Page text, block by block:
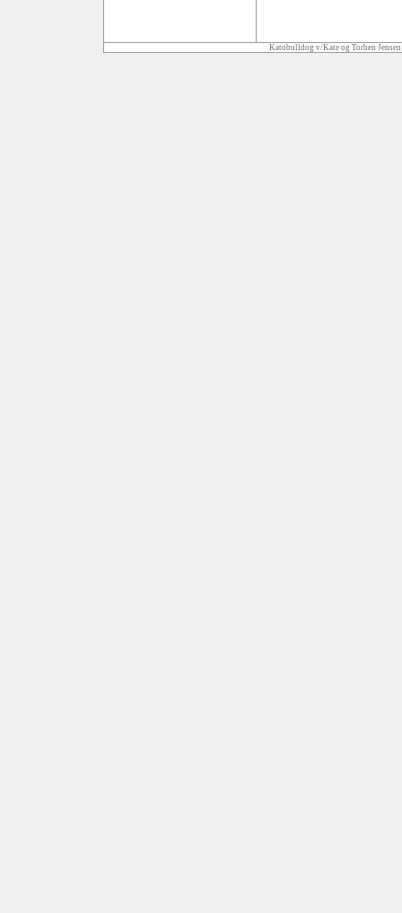
Katobulldog v/Kate og Torben